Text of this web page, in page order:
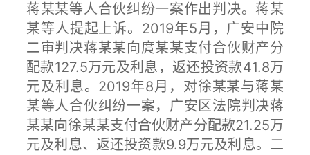
蒋某某等人合伙纠纷一案作出判决。蒋某
某等人提起上诉。2019年5月，广安中院
二审判决蒋某某向庹某某支付合伙财产分
配款127.5万元及利息，返还投资款41.8万
元及利息。2019年8月，对徐某某与蒋某
某等人合伙纠纷一案，广安区法院判决蒋
某某向徐某某支付合伙财产分配款21.25万
元及利息、返还投资款9.9万元及利息。二